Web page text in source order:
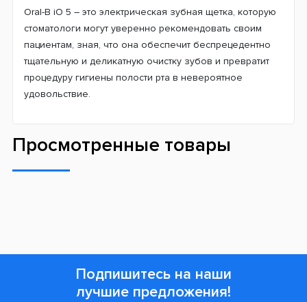
Oral-B iO 5 – это электрическая зубная щетка, которую
стоматологи могут уверенно рекомендовать своим
пациентам, зная, что она обеспечит беспрецедентно
тщательную и деликатную очистку зубов и превратит
процедуру гигиены полости рта в невероятное
удовольствие.
Просмотренные товары
Подпишитесь на наши
лучшие предложения!